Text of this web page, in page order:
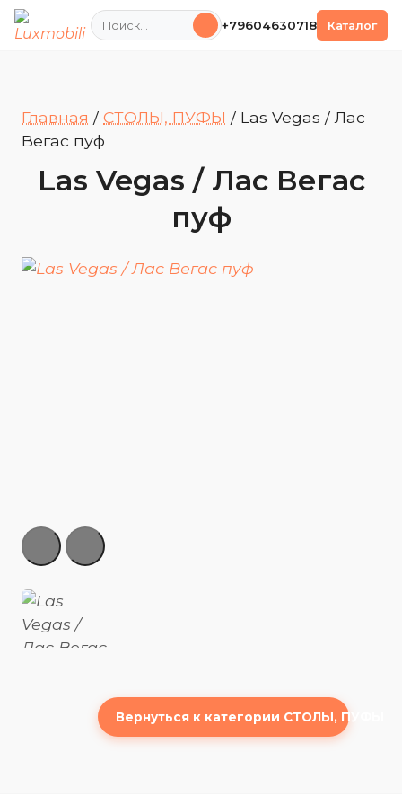
Поиск +79604630718 Каталог
Главная /СТОЛЫ, ПУФЫ / Las Vegas / Лас
Вегас пуф
Las Vegas / Лас Вегас
пуф
Вернуться к категории СТОЛЫ, ПУФЫ